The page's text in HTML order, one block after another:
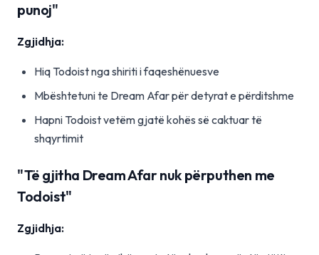
punoj"
Zgjidhja:
Hiq Todoist nga shiriti i faqeshënuesve
Mbështetuni te Dream Afar për detyrat e përditshme
Hapni Todoist vetëm gjatë kohës së caktuar të
shqyrtimit
"Të gjitha Dream Afar nuk përputhen me
Todoist"
Zgjidhja: